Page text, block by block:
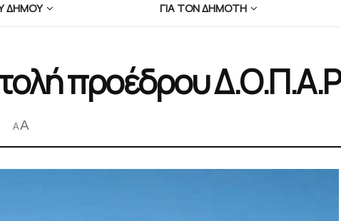
ΔΗΜΟΥ ΓΙΑ ΤΟΝ ΔΗΜΟΤΗ
προέδρου Δ.Ο.Π.Α.Ρ
AA